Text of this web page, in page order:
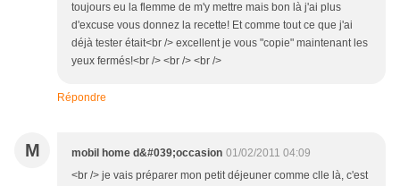
toujours eu la flemme de m'y mettre mais bon là j'ai plus
d'excuse vous donnez la recette! Et comme tout ce que j'ai
déjà tester était<br /> excellent je vous "copie" maintenant les
yeux fermés!<br /> <br /> <br />
Répondre
M mobil home d&#039;occasion 01/02/2011 04:09
<br /> je vais préparer mon petit déjeuner comme clle là, c'est